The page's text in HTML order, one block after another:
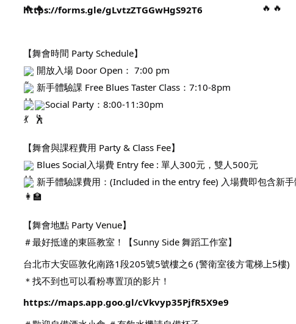
https://forms.gle/gLvtzZTGGwHgS92T6
【舞會時間 Party Schedule】
開放入場 Door Open： 7:00 pm
新手體驗課 Free Blues Taster Class：7:10-8pm
Social Party：8:00-11:30pm
【舞會與課程費用 Party & Class Fee】
Blues Social入場費 Entry fee : 單人300元，雙人500元
新手體驗課費用：(Included in the entry fee) 入場費即包含新
【舞會地點 Party Venue】
＃最好抵達的東區教室！【Sunny Side 舞蹈工作室】
台北市大安區敦化南路1段205號5號樓之6 (警衛室後方電梯上5樓)
＊找不到也可以看粉專置頂的影片！
https://maps.app.goo.gl/cVkvyp35PjfR5X9e9